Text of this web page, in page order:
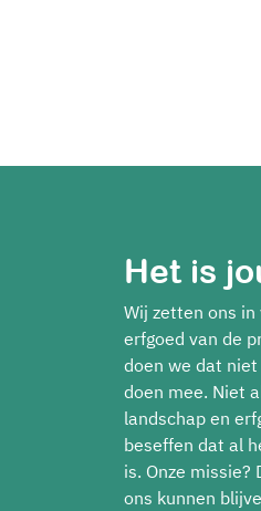
Het is
Wij zetten ons
erfgoed van de
doen we dat
doen mee. Niet
landschap en
beseffen dat al
is. Onze missie?
ons kunnen